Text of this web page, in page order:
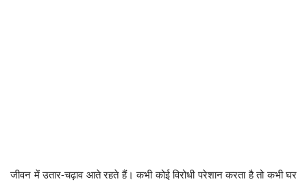
जीवन में उतार-चढ़ाव आते रहते हैं। कभी कोई विरोधी परेशान करता है तो कभी घर